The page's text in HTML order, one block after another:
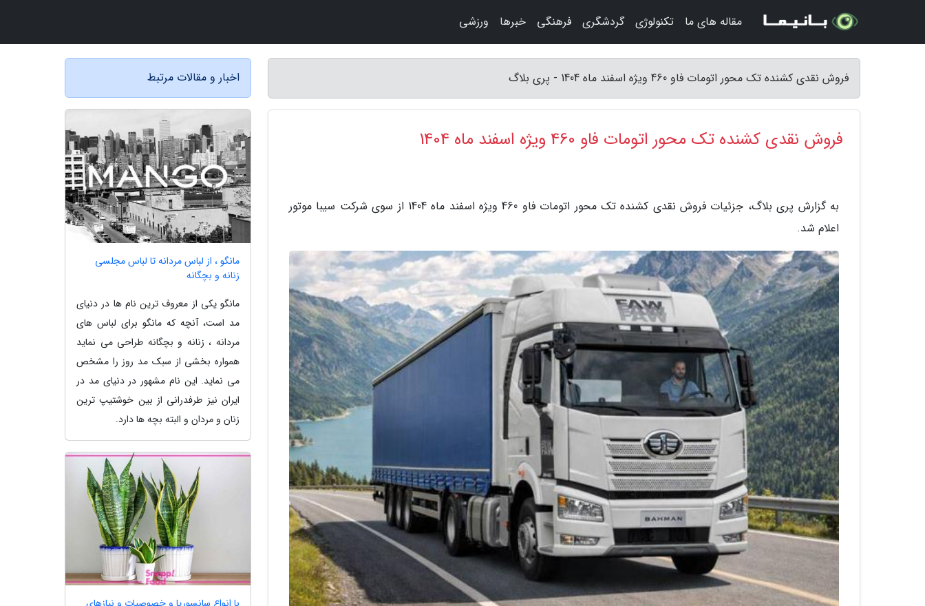
فروش نقدی کشنده تک محور اتومات فاو 460 ویژه اسفند ماه 1404 - پری بلاگ
فروش نقدی کشنده تک محور اتومات فاو 460 ویژه اسفند ماه 1404
به گزارش پری بلاگ، جزئیات فروش نقدی کشنده تک محور اتومات فاو 460 ویژه اسفند ماه 1404 از سوی شرکت سیبا موتور
اعلام شد.
اخبار و مقالات مرتبط
مانگو ، از لباس مردانه تا لباس مجلسی
زنانه و بچگانه
مانگو یکی از معروف ترین نام ها در دنیای
مد است، آنچه که مانگو برای لباس های
مردانه ، زنانه و بچگانه طراحی می نماید
همواره بخشی از سبک مد روز را مشخص
می نماید. این نام مشهور در دنیای مد در
ایران نیز طرفدرانی از بین خوشتیپ ترین
زنان و مردان و البته بچه ها دارد.
مقاله های ما تکنولوژی گردشگری فرهنگی خبرها ورزشی